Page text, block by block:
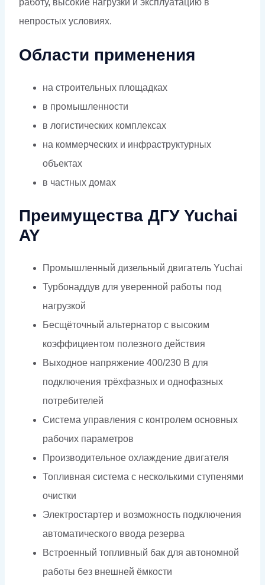
работу, высокие нагрузки и эксплуатацию в
непростых условиях.
Области применения
на строительных площадках
в промышленности
в логистических комплексах
на коммерческих и инфраструктурных
объектах
в частных домах
Преимущества ДГУ Yuchai
AY
Промышленный дизельный двигатель Yuchai
Турбонаддув для уверенной работы под
нагрузкой
Бесщёточный альтернатор с высоким
коэффициентом полезного действия
Выходное напряжение 400/230 В для
подключения трёхфазных и однофазных
потребителей
Система управления с контролем основных
рабочих параметров
Производительное охлаждение двигателя
Топливная система с несколькими ступенями
очистки
Электростартер и возможность подключения
автоматического ввода резерва
Встроенный топливный бак для автономной
работы без внешней ёмкости